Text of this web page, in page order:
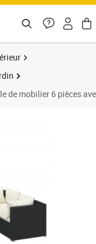
de mobilier 6 pièces